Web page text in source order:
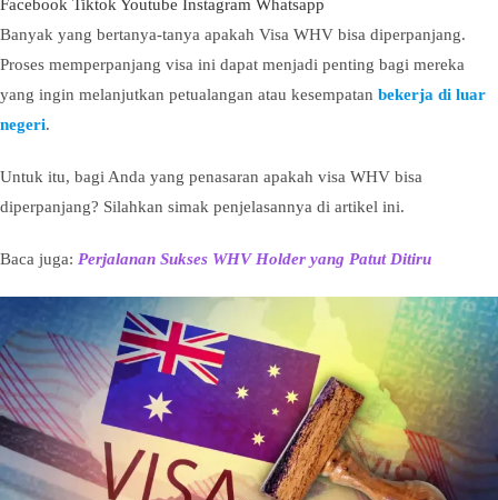
Facebook Tiktok Youtube Instagram Whatsapp
Banyak yang bertanya-tanya apakah Visa WHV bisa diperpanjang.
Proses memperpanjang visa ini dapat menjadi penting bagi mereka
yang ingin melanjutkan petualangan atau kesempatan bekerja di luar
negeri.
Untuk itu, bagi Anda yang penasaran apakah visa WHV bisa
diperpanjang? Silahkan simak penjelasannya di artikel ini.
Baca juga: Perjalanan Sukses WHV Holder yang Patut Ditiru